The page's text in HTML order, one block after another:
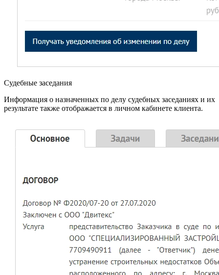
Судебные заседания
Информация о назначенных по делу судебных заседаниях и их
результате также отображается в личном кабинете клиента.